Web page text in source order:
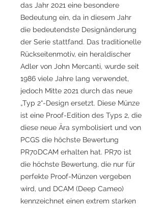
das Jahr 2021 eine besondere
Bedeutung ein, da in diesem Jahr
die bedeutendste Designänderung
der Serie stattfand. Das traditionelle
Rückseitenmotiv, ein heraldischer
Adler von John Mercanti, wurde seit
1986 viele Jahre lang verwendet,
jedoch Mitte 2021 durch das neue
„Typ 2“-Design ersetzt. Diese Münze
ist eine Proof-Edition des Typs 2, die
diese neue Ära symbolisiert und von
PCGS die höchste Bewertung
PR70DCAM erhalten hat. PR70 ist
die höchste Bewertung, die nur für
perfekte Proof-Münzen vergeben
wird, und DCAM (Deep Cameo)
kennzeichnet einen extrem starken